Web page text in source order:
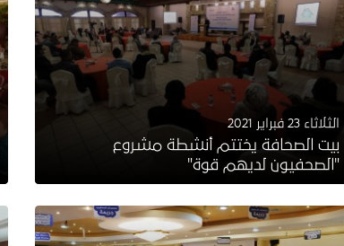
الثلاثاء 23 فبراير 2021
بيت الصحافة يختتم أنشطة مشروع
"الصحفيون لديهم قوة"